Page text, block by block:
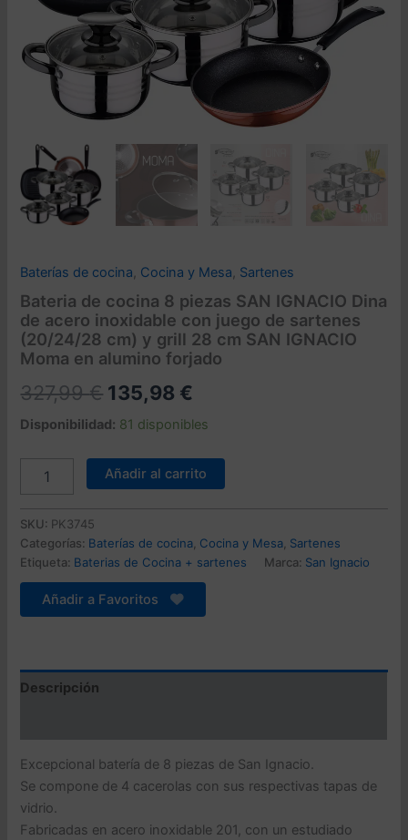
Baterías de cocina, Cocina y Mesa, Sartenes
Bateria de cocina 8 piezas SAN IGNACIO Dina
de acero inoxidable con juego de sartenes
(20/24/28 cm) y grill 28 cm SAN IGNACIO
Moma en alumino forjado
327,99€ El
precio
original
era:
135,98 €
precio
actual
es:
Disponibilidad: 81 disponibles
8
piezas
SAN
Dina
de
con
juego
cm)
grill
28
cm
Añadir al carrito
SKU: PK3745
Categorías: Baterías de cocina, Cocina y Mesa, Sartenes
Etiqueta: Baterias de Cocina + sartenes Marca: San Ignacio
Añadir a Favoritos
Descripción
Excepcional batería de 8 piezas de San Ignacio.
Se compone de 4 cacerolas con sus respectivas tapas de
vidrio.
Fabricadas en acero inoxidable 201, con un estudiado